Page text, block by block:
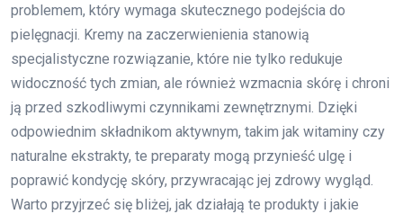
problemem, który wymaga skutecznego podejścia do
pielęgnacji. Kremy na zaczerwienienia stanowią
specjalistyczne rozwiązanie, które nie tylko redukuje
widoczność tych zmian, ale również wzmacnia skórę i chroni
ją przed szkodliwymi czynnikami zewnętrznymi. Dzięki
odpowiednim składnikom aktywnym, takim jak witaminy czy
naturalne ekstrakty, te preparaty mogą przynieść ulgę i
poprawić kondycję skóry, przywracając jej zdrowy wygląd.
Warto przyjrzeć się bliżej, jak działają te produkty i jakie